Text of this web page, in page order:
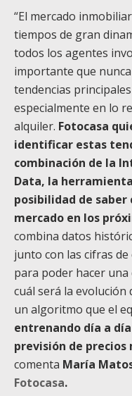
“El mercado
tiempos de gran
todos los agentes
importante que
tendencias
especialmente en lo
alquiler. Fotocasa
identificar estas
combinación de la
Data, la
posibilidad de saber
mercado en los
combina datos
junto con las cifras
para poder hacer
cuál será la evolución
un algoritmo que el
entrenando día a
previsión de
comenta María
Fotocasa.